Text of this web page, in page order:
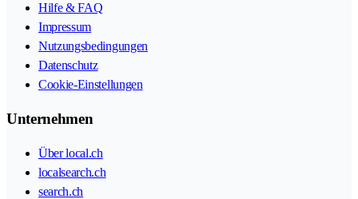
Hilfe & FAQ
Impressum
Nutzungsbedingungen
Datenschutz
Cookie-Einstellungen
Unternehmen
Über local.ch
localsearch.ch
search.ch